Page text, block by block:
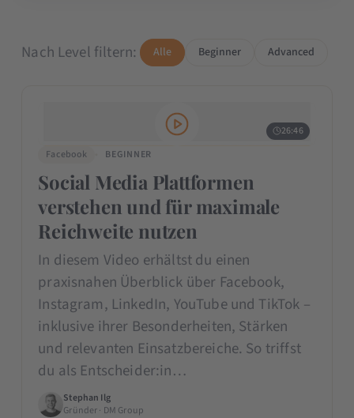
Nach Level filtern: Alle Beginner Advanced
26:46
Facebook
BEGINNER
Social Media Plattformen
verstehen und für maximale
Reichweite nutzen
In diesem Video erhältst du einen
praxisnahen Überblick über Facebook,
Instagram, LinkedIn, YouTube und TikTok –
inklusive ihrer Besonderheiten, Stärken
und relevanten Einsatzbereiche. So triffst
du als Entscheider:in…
Stephan Ilg
Gründer · DM Group